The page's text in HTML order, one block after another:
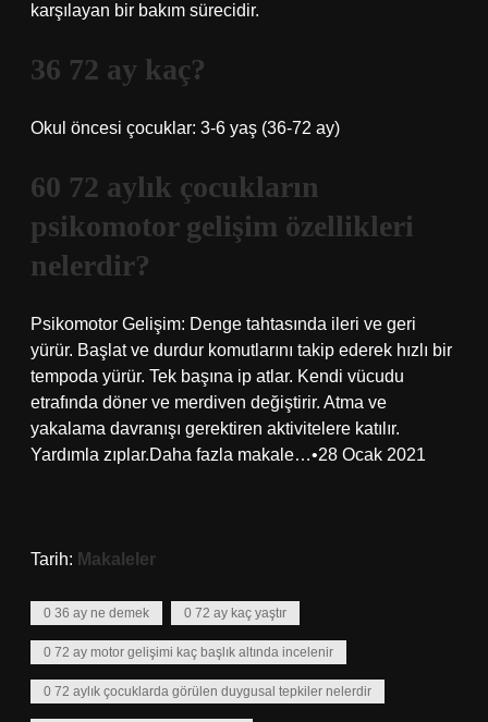
karşılayan bir bakım sürecidir.
36 72 ay kaç?
Okul öncesi çocuklar: 3-6 yaş (36-72 ay)
60 72 aylık çocukların
psikomotor gelişim özellikleri
nelerdir?
Psikomotor Gelişim: Denge tahtasında ileri ve geri
yürür. Başlat ve durdur komutlarını takip ederek hızlı bir
tempoda yürür. Tek başına ip atlar. Kendi vücudu
etrafında döner ve merdiven değiştirir. Atma ve
yakalama davranışı gerektiren aktivitelere katılır.
Yardımla zıplar.Daha fazla makale…•28 Ocak 2021
Tarih: Makaleler
0 36 ay ne demek 0 72 ay kaç yaştır
0 72 ay motor gelişimi kaç başlık altında incelenir
0 72 aylık çocuklarda görülen duygusal tepkiler nelerdir